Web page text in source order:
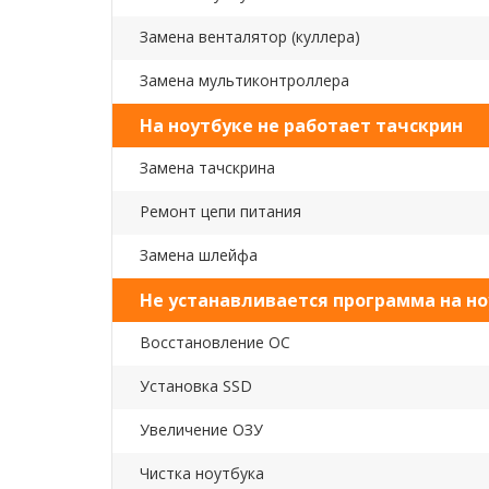
Замена венталятор (куллера)
Замена мультиконтроллера
На ноутбуке не работает тачскрин
Замена тачскрина
Ремонт цепи питания
Замена шлейфа
Не устанавливается программа на
Восстановление ОС
Установка SSD
Увеличение ОЗУ
Чистка ноутбука